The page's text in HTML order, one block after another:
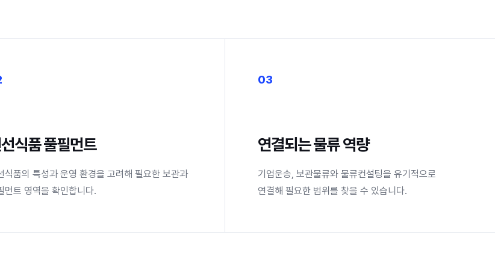
식품 풀필먼트
식품의 특성과 운영 환경을 고려해 필요한 보관과
먼트 영역을 확인합니다.
03
연결되는 물류 역량
기업운송, 보관물류와 물류컨설팅을 유기적으로
연결해 필요한 범위를 찾을 수 있습니다.